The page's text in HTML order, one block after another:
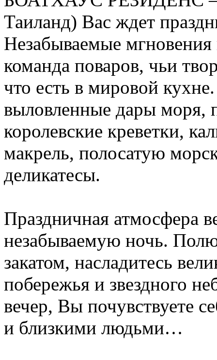
Таиланд) Вас ждет
Незабываемые мгновения
команда поваров, чьи
что есть в мировой
выловленные дары моря,
королевские креветки,
макрель, полосатую
деликатесы.
Праздничная атмосфера
незабываемую ночь.
закатом, насладитесь
побережья и звездного
вечер, Вы почувствуете
и близкими людьми…